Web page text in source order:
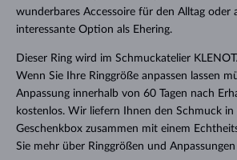
wunderbares Accessoire für den Alltag oder
interessante Option als Ehering.
Dieser Ring wird im Schmuckatelier
Wenn Sie Ihre Ringgröße anpassen lassen
Anpassung innerhalb von 60 Tagen nach
kostenlos. Wir liefern Ihnen den Schmuck in
Geschenkbox zusammen mit einem
Sie mehr über Ringgrößen und Anpassungen